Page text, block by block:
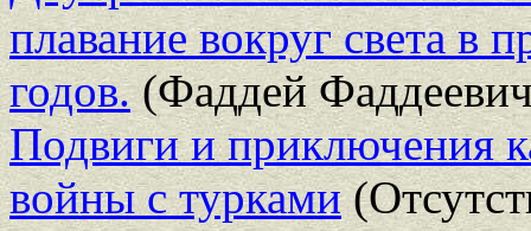
плавание вокруг света в
годов.(Фаддей Фаддеевич
Подвиги и приключения
войны с турками